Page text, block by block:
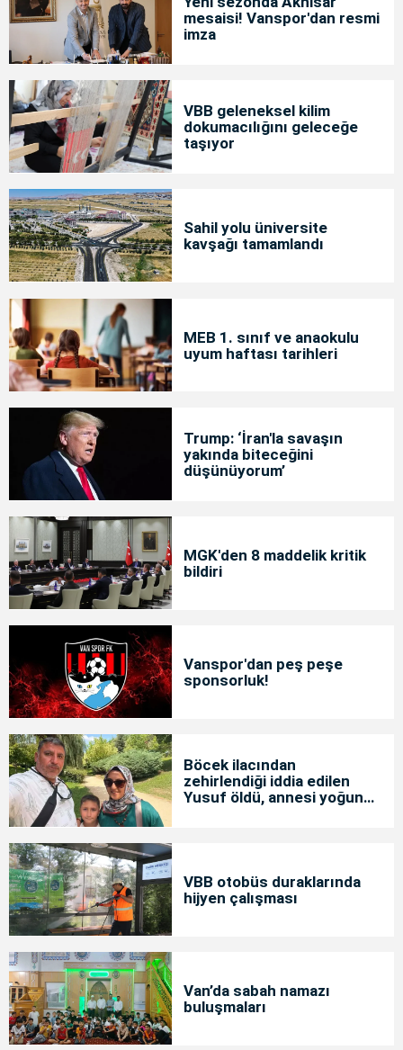
mesaisi! Vanspor'dan resmi
imza
VBB geleneksel kilim
dokumacılığını geleceğe
taşıyor
Sahil yolu üniversite
kavşağı tamamlandı
MEB 1. sınıf ve anaokulu
uyum haftası tarihleri
Trump: ‘İran'la savaşın
yakında biteceğini
düşünüyorum’
MGK'den 8 maddelik kritik
bildiri
Vanspor'dan peş peşe
sponsorluk!
Böcek ilacından
zehirlendiği iddia edilen
Yusuf öldü, annesi yoğun
VBB otobüs duraklarında
hijyen çalışması
Van’da sabah namazı
buluşmaları